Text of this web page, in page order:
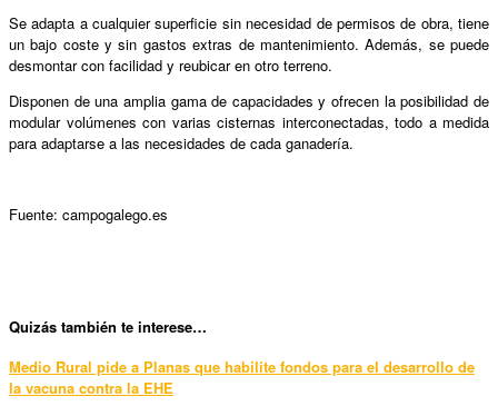
Se adapta a cualquier superficie sin necesidad de permisos de obra, tiene
un bajo coste y sin gastos extras de mantenimiento. Además, se puede
desmontar con facilidad y reubicar en otro terreno.
Disponen de una amplia gama de capacidades y ofrecen la posibilidad de
modular volúmenes con varias cisternas interconectadas, todo a medida
para adaptarse a las necesidades de cada ganadería.
Fuente: campogalego.es
Quizás también te interese…
Medio Rural pide a Planas que habilite fondos para el desarrollo de
la vacuna contra la EHE